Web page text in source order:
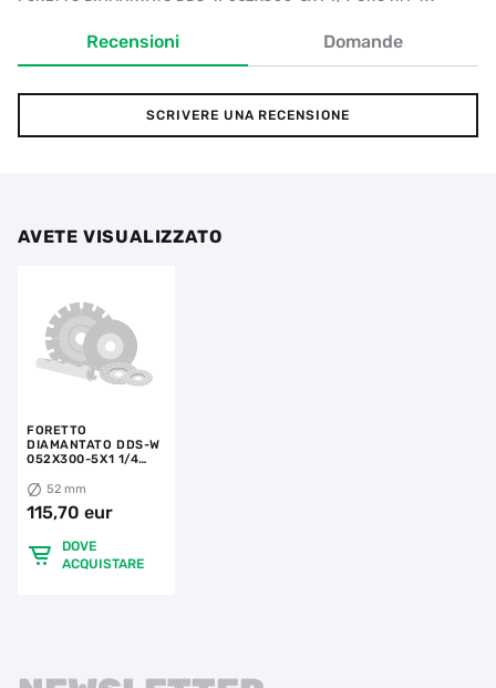
Recensioni Domande
SCRIVERE UNA RECENSIONE
AVETE VISUALIZZATO
FORETTO
DIAMANTATO DDS-W
052X300-5X1 1/4
52 mm
115,70 eur
DOVE
ACQUISTARE